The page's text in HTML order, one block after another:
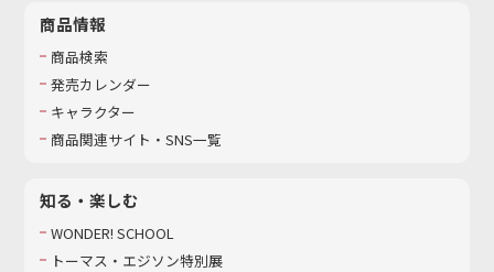
商品情報
商品検索
発売カレンダー
キャラクター
商品関連サイト・SNS一覧
知る・楽しむ
WONDER! SCHOOL
トーマス・エジソン特別展